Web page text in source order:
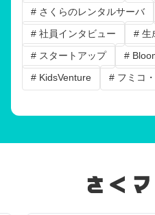
# さくらのレンタルサーバ
# 社員インタビュー
# 生
# スタートアップ
#
# KidsVenture
# フミコ